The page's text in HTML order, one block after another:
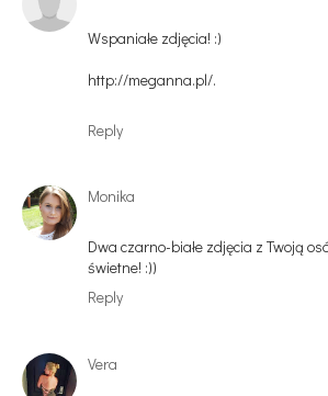
Wspaniałe zdjęcia! :)
http://meganna.pl/.
Reply
Monika
Dwa czarno-białe zdjęcia z Twoją
świetne! :))
Reply
Vera